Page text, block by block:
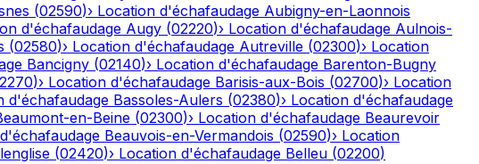
(02590)› Location d'échafaudage Aubigny-en-Laonnois
d'échafaudage Augy (02220)› Location d'échafaudage Aulnois-
(02580)› Location d'échafaudage Autreville (02300)› Location
Bancigny (02140)› Location d'échafaudage Barenton-Bugny
)› Location d'échafaudage Barisis-aux-Bois (02700)› Location
d'échafaudage Bassoles-Aulers (02380)› Location d'échafaudage
en-Beine (02300)› Location d'échafaudage Beaurevoir
Beauvois-en-Vermandois (02590)› Location
(02420)› Location d'échafaudage Belleu (02200)